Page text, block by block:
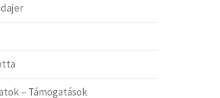
– Támogatások